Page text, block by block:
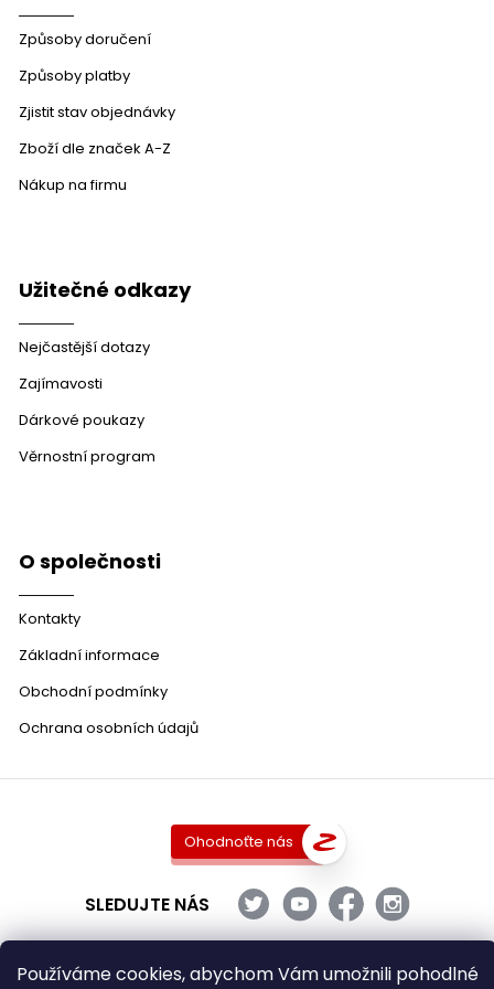
Používáme cookies, abychom Vám umožnili pohodlné
Způsoby doručení
Způsoby platby
Zjistit stav objednávky
Zboží dle značek A-Z
Nákup na firmu
Užitečné odkazy
Nejčastější dotazy
Zajímavosti
Dárkové poukazy
Věrnostní program
O společnosti
Kontakty
Základní informace
Obchodní podmínky
Ochrana osobních údajů
Ohodnoťte nás
SLEDUJTE NÁS